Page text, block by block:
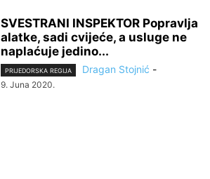
SVESTRANI INSPEKTOR Popravlja
alatke, sadi cvijeće, a usluge ne
naplaćuje jedino...
PRIJEDORSKA REGIJA Dragan Stojnić -
9. Juna 2020.